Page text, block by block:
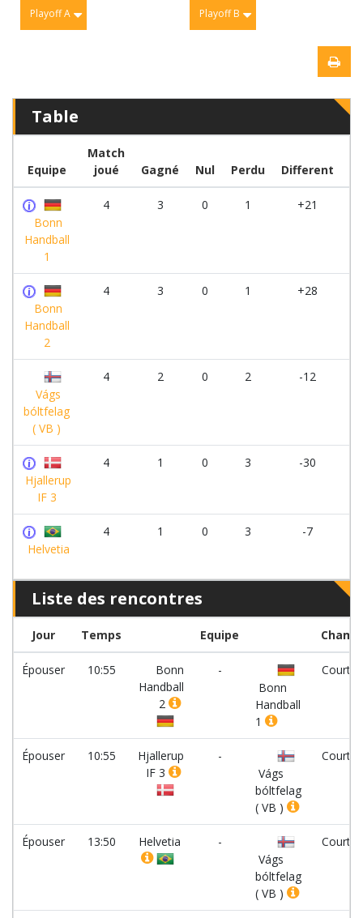
Playoff A Playoff B
Table
Equipe
Match
joué
Gagné Nul Perdu Different
Bonn
Handball
1
4 3 0 1 +21
Bonn
Handball
2
4 3 0 1 +28
Vágs
bóltfelag
( VB )
4 2 0 2 -12
Hjallerup
IF 3
4 1 0 3 -30
Helvetia
4 1 0 3 -7
Liste des rencontres
Jour Temps Equipe Champ
Épouser 10:55
Bonn
Handball
2
-
Bonn
Handball
1
Court 5
Épouser 10:55
Hjallerup
IF 3
-
Vágs
bóltfelag
( VB )
Court 4
Épouser 13:50 Helvetia
-
Vágs
bóltfelag
( VB )
Court 5